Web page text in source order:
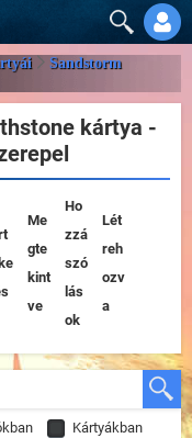
Sandstorm
kártya -
Me
gte
kint
ve
Ho
zzá
szó
lás
ok
Lét
reh
ozv
a
Kártyákban